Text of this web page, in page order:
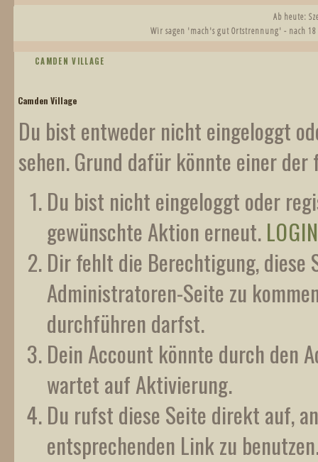
Ab heute:
Wir sagen 'mach's gut Ortstrennung' - nach
CAMDEN VILLAGE
Camden Village
Du bist entweder nicht eingeloggt
sehen. Grund dafür könnte einer der
Du bist nicht eingeloggt oder
gewünschte Aktion erneut.
Dir fehlt die Berechtigung, diese
Administratoren-Seite zu
durchführen darfst.
Dein Account könnte durch den
wartet auf Aktivierung.
Du rufst diese Seite direkt auf,
entsprechenden Link zu